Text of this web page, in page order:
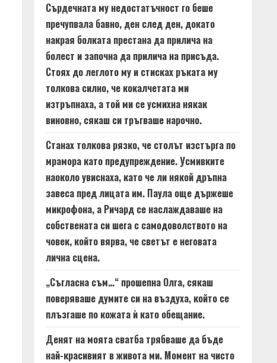
Сърдечната му недостатъчност го беше
пречупвала бавно, ден след ден, докато
накрая болката престана да прилича на
болест и започна да прилича на присъда.
Стоях до леглото му и стисках ръката му
толкова силно, че кокалчетата ми
изтръпнаха, а той ми се усмихна някак
виновно, сякаш си тръгваше нарочно.
Станах толкова рязко, че столът изстърга по
мрамора като предупреждение. Усмивките
наоколо увиснаха, като че ли някой дръпна
завеса пред лицата им. Паула още държеше
микрофона, а Ричард се наслаждаваше на
собствената си шега с самодоволството на
човек, който вярва, че светът е неговата
лична сцена.
„Съгласна съм…“ прошепна Олга, сякаш
поверяваше думите си на въздуха, който се
плъзгаше по кожата ѝ като обещание.
Денят на моята сватба трябваше да бъде
най-красивият в живота ми. Момент на чисто